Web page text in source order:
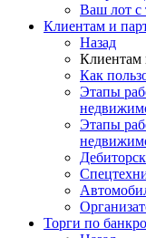
Ваш лот с
Клиентам и
Назад
Клиентам
Как
Этапы
Этапы
Торги по